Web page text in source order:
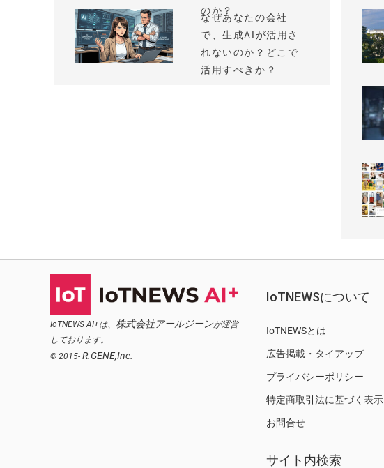
のか？
なぜあなたの会社
で、生成AIが活用さ
れないのか？どこで
活用すべきか？
IoTNEWS AI+は、 株式会社アールジーンが運営
しております。
© 2015- R.GENE,Inc.
IoTNEWSについて
IoTNEWSとは
広告掲載・タイアップ
プライバシーポリシー
特定商取引法に基づく表示
お問合せ
サイト内検索